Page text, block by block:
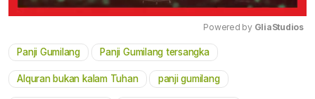
Powered by GliaStudios
Panji Gumilang Panji Gumilang tersangka
Alquran bukan kalam Tuhan panji gumilang